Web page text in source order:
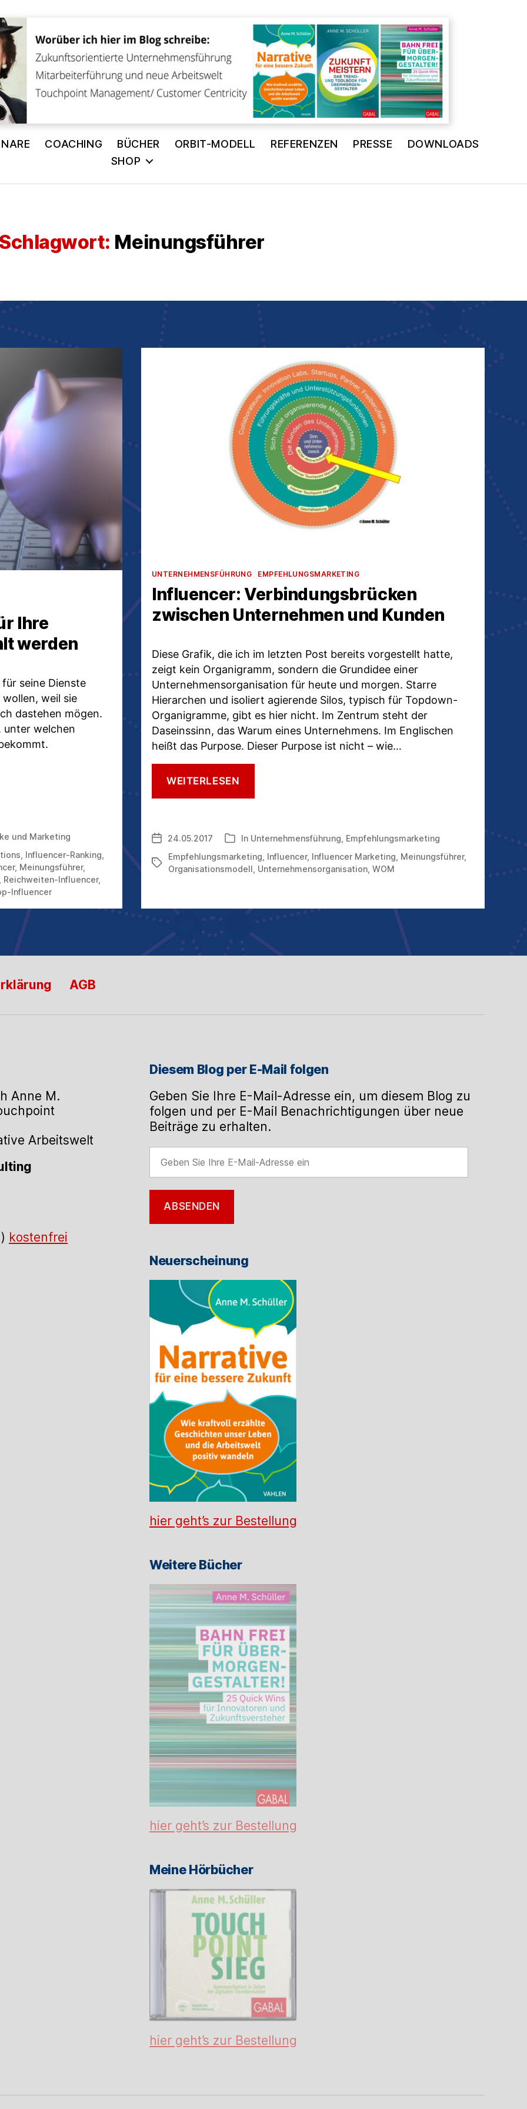
COACHING BÜCHER ORBIT-MODELL REFERENZEN PRESSE
DOWNLOADS
SHOP
Schlagwort: Meinungsführer
Ihre
werden
seine Dienste
weil sie
dastehen mögen.
unter welchen
und Marketing
Influencer-Ranking
, Meinungsführer,
Reichweiten-Influencer,
Influencer
Kategorien
UNTERNEHMENSFÜHRUNG EMPFEHLUNGSMARKETING
Influencer: Verbindungsbrücken
zwischen Unternehmen und Kunden
Diese Grafik, die ich im letzten Post bereits vorgestellt hatte,
zeigt kein Organigramm, sondern die Grundidee einer
Unternehmensorganisation für heute und morgen. Starre
Hierarchen und isoliert agierende Silos, typisch für Topdown-
Organigramme, gibt es hier nicht. Im Zentrum steht der
Daseinssinn, das Warum eines Unternehmens. Im Englischen
heißt das Purpose. Dieser Purpose ist nicht – wie…
WEITERLESEN
KUNDEN
Veröffentlichungsdatum
24.05.2017 Kategorien
In Unternehmensführung Empfehlungsmarketing
Schlagwörter
Empfehlungsmarketing Influencer, Influencer Marketing Meinungsführer,
Organisationsmodell Unternehmensorganisation WOM
AGB
Anne M.
Arbeitswelt
kostenfrei
Diesem Blog per E-Mail folgen
Geben Sie Ihre E-Mail-Adresse ein, um diesem Blog zu
folgen und per E-Mail Benachrichtigungen über neue
Beiträge zu erhalten.
ABSENDEN
Neuerscheinung
hier geht’s zur Bestellung
Weitere Bücher
hier geht’s zur Bestellung
Meine Hörbücher
hier geht’s zur Bestellung